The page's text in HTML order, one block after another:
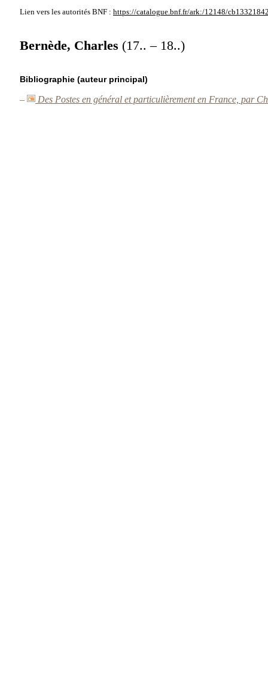
Lien vers les autorités BNF : https://catalogue.bnf.fr/ark:/12148/
Bernède, Charles (17.. – 18..)
Bibliographie (auteur principal)
– Des Postes en général et particulièrement en France, par